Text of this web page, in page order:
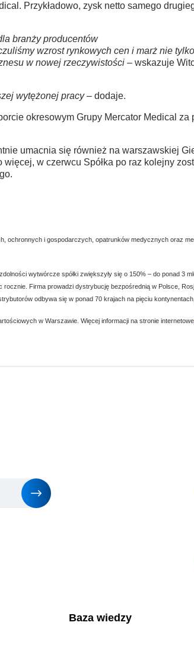
Przykładowo, zysk netto samego
branży producentów
wzrost rynkowych cen i marż nie
w nowej rzeczywistości – wskazuje
wytężonej pracy– dodaje.
okresowym Grupy Mercator Medical
umacnia się również na warszawskiej
w czerwcu Spółka po raz kolejny
ochronnych i gospodarczych, opatrunków medycznych oraz
wytwórcze spółki zwiększyły się o 150% – do ponad
Firma prowadzi dystrybucję bezpośrednią w Polsce,
odbywa się w ponad 70 krajach na pięciu
w Warszawie. Więcej informacji na stronie
Baza wiedzy